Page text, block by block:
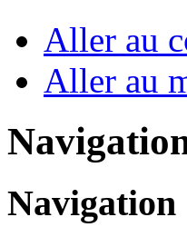
Aller au
Aller au
Navigation